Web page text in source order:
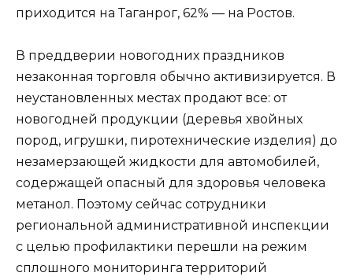
приходится на Таганрог, 62% — на Ростов.
В преддверии новогодних праздников
незаконная торговля обычно активизируется. В
неустановленных местах продают все: от
новогодней продукции (деревья хвойных
пород, игрушки, пиротехнические изделия) до
незамерзающей жидкости для автомобилей,
содержащей опасный для здоровья человека
метанол. Поэтому сейчас сотрудники
региональной административной инспекции
с целью профилактики перешли на режим
сплошного мониторинга территорий